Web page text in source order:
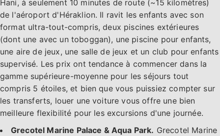
Hani, à seulement 10 minutes de route (~15 kilomètres)
de l'aéroport d'Héraklion. Il ravit les enfants avec son
format ultra-tout-compris, deux piscines extérieures
(dont une avec un toboggan), une piscine pour enfants,
une aire de jeux, une salle de jeux et un club pour enfants
supervisé. Les prix ont tendance à commencer dans la
gamme supérieure-moyenne pour les séjours tout
compris 5 étoiles, et bien que vous puissiez compter sur
les transferts, louer une voiture vous offre une bien
meilleure flexibilité pour les excursions d'une journée.
Grecotel Marine Palace & Aqua Park. Grecotel Marine